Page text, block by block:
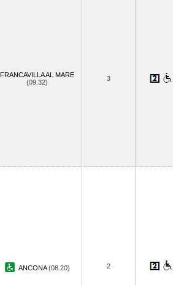
FRANCAVILLA AL MARE
(09.32)
3
ANCONA(08.20) 2